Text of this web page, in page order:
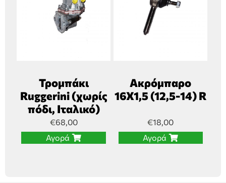
Τρομπάκι
Ruggerini (χωρίς
πόδι, Ιταλικό)
€68,00
Αγορά
Ακρόμπαρο
16Χ1,5 (12,5-14) R
€18,00
Αγορά